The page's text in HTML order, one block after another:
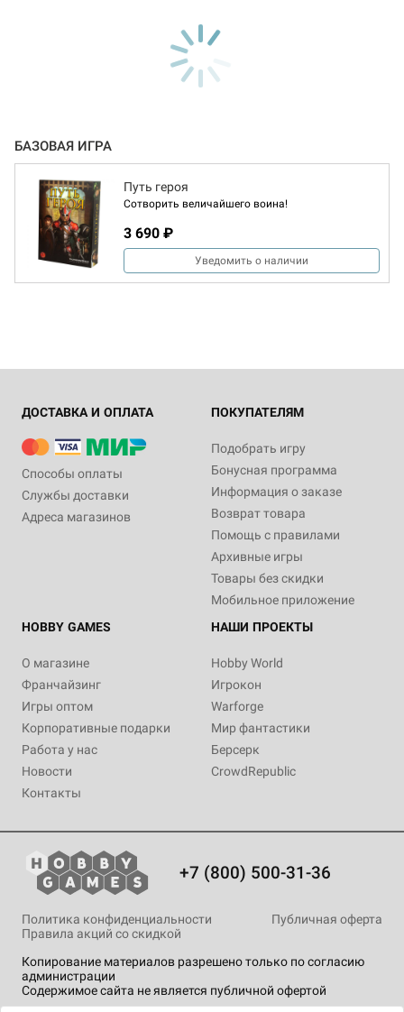
БАЗОВАЯ ИГРА
Путь героя
Сотворить величайшего воина!
3 690 ₽
Уведомить о наличии
ДОСТАВКА И ОПЛАТА
Способы оплаты
Службы доставки
Адреса магазинов
ПОКУПАТЕЛЯМ
Подобрать игру
Бонусная программа
Информация о заказе
Возврат товара
Помощь с правилами
Архивные игры
Товары без скидки
Мобильное приложение
HOBBY GAMES
О магазине
Франчайзинг
Игры оптом
Корпоративные подарки
Работа у нас
Новости
Контакты
НАШИ ПРОЕКТЫ
Hobby World
Игрокон
Warforge
Мир фантастики
Берсерк
CrowdRepublic
+7 (800) 500-31-36
Копирование материалов разрешено только по согласию
администрации
Содержимое сайта не является публичной офертой
Политика конфиденциальности
Публичная оферта
Правила акций со скидкой